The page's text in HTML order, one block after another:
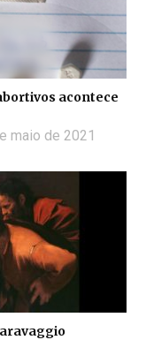
acontece
maio de 2021